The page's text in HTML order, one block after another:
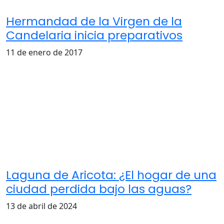
Hermandad de la Virgen de la
Candelaria inicia preparativos
11 de enero de 2017
Laguna de Aricota: ¿El hogar de una
ciudad perdida bajo las aguas?
13 de abril de 2024